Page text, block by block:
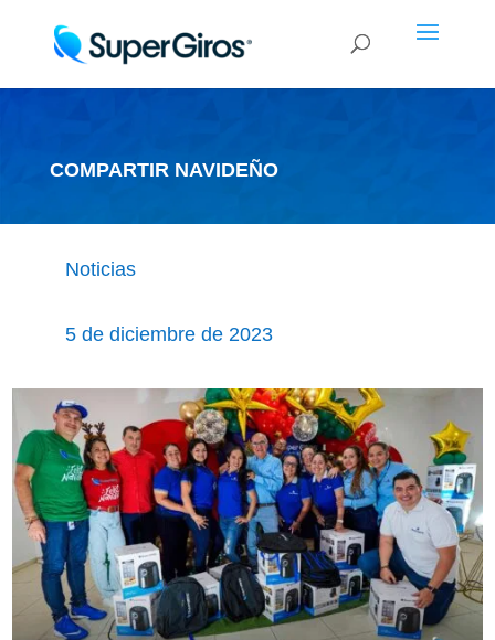
COMPARTIR NAVIDEÑO
Noticias
5 de diciembre de 2023